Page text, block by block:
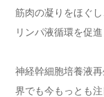
筋肉の凝りをほぐ
リンパ液循環を促進
神経幹細胞培養液
界でも今もっとも